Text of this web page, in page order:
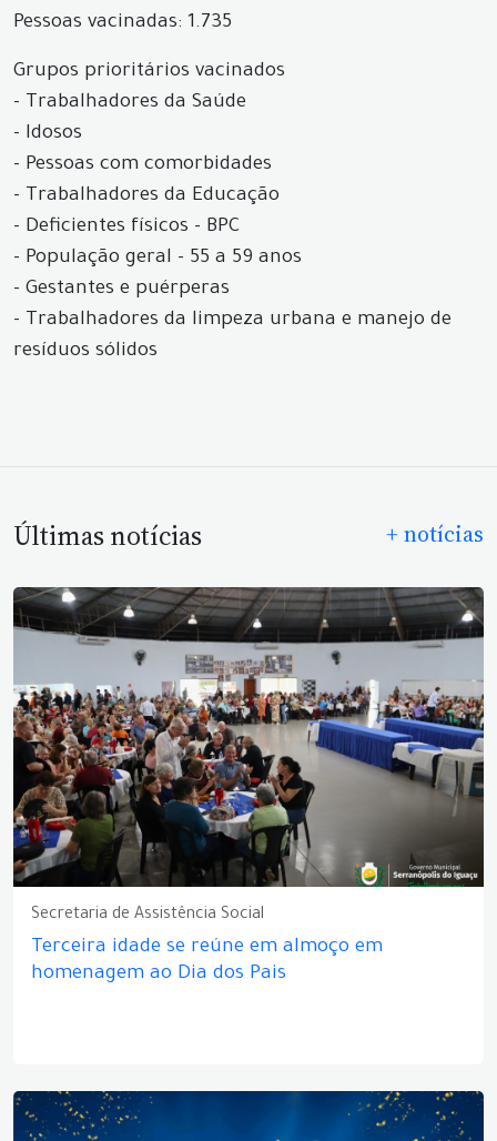
Pessoas vacinadas: 1.735
Grupos prioritários vacinados
- Trabalhadores da Saúde
- Idosos
- Pessoas com comorbidades
- Trabalhadores da Educação
- Deficientes físicos - BPC
- População geral - 55 a 59 anos
- Gestantes e puérperas
- Trabalhadores da limpeza urbana e manejo de
resíduos sólidos
Últimas notícias + notícias
Secretaria de Assistência Social
Terceira idade se reúne em almoço em
homenagem ao Dia dos Pais